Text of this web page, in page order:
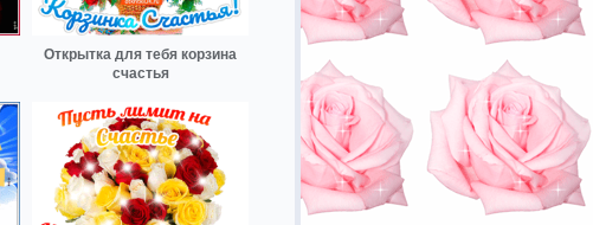
Открытка для тебя корзина
счастья